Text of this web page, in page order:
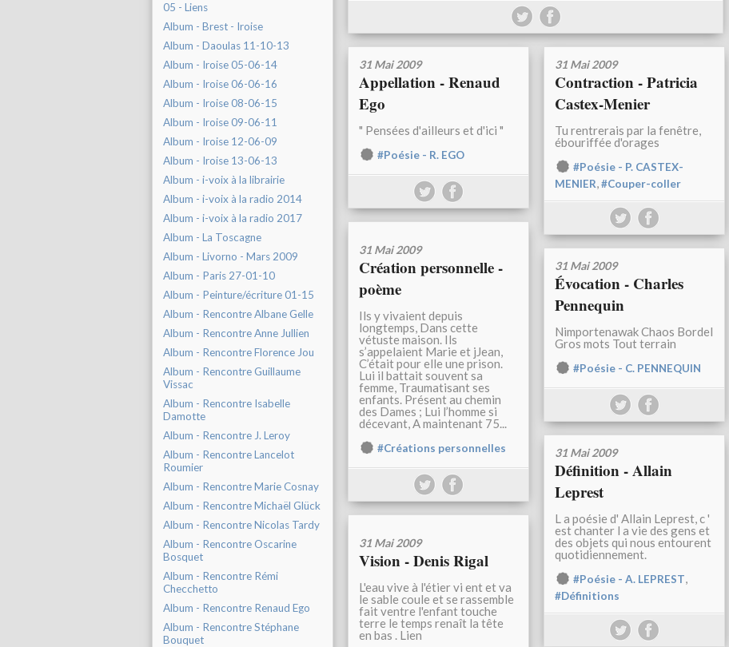
05 - Liens
Album - Brest - Iroise
Album - Daoulas 11-10-13
Album - Iroise 05-06-14
Album - Iroise 06-06-16
Album - Iroise 08-06-15
Album - Iroise 09-06-11
Album - Iroise 12-06-09
Album - Iroise 13-06-13
Album - i-voix à la librairie
Album - i-voix à la radio 2014
Album - i-voix à la radio 2017
Album - La Toscagne
Album - Livorno - Mars 2009
Album - Paris 27-01-10
Album - Peinture/écriture 01-15
Album - Rencontre Albane Gelle
Album - Rencontre Anne Jullien
Album - Rencontre Florence Jou
Album - Rencontre Guillaume
Vissac
Album - Rencontre Isabelle
Damotte
Album - Rencontre J. Leroy
Album - Rencontre Lancelot
Roumier
Album - Rencontre Marie Cosnay
Album - Rencontre Michaël Glück
Album - Rencontre Nicolas Tardy
Album - Rencontre Oscarine
Bosquet
Album - Rencontre Rémi
Checchetto
Album - Rencontre Renaud Ego
Album - Rencontre Stéphane
Bouquet
31 Mai 2009
Appellation - Renaud
Ego
" Pensées d'ailleurs et d'ici "
#Poésie - R. EGO
31 Mai 2009
Contraction - Patricia
Castex-Menier
Tu rentrerais par la fenêtre,
ébouriffée d'orages
#Poésie - P. CASTEX-
MENIER,#Couper-coller
31 Mai 2009
Création personnelle -
poème
Ils y vivaient depuis
longtemps, Dans cette
vétuste maison. Ils
s’appelaient Marie et jJean,
C’était pour elle une prison.
Lui il battait souvent sa
femme, Traumatisant ses
enfants. Présent au chemin
des Dames ; Lui l’homme si
décevant, A maintenant 75...
#Créations personnelles
31 Mai 2009
Évocation - Charles
Pennequin
Nimportenawak Chaos Bordel
Gros mots Tout terrain
#Poésie - C. PENNEQUIN
31 Mai 2009
Définition - Allain
Leprest
L a poésie d' Allain Leprest, c '
est chanter l a vie des gens et
des objets qui nous entourent
quotidiennement.
#Poésie - A. LEPREST,
#Définitions
31 Mai 2009
Vision - Denis Rigal
L'eau vive à l'étier vi ent et va
le sable coule et se rassemble
fait ventre l'enfant touche
terre le temps renaît la tête
en bas . Lien